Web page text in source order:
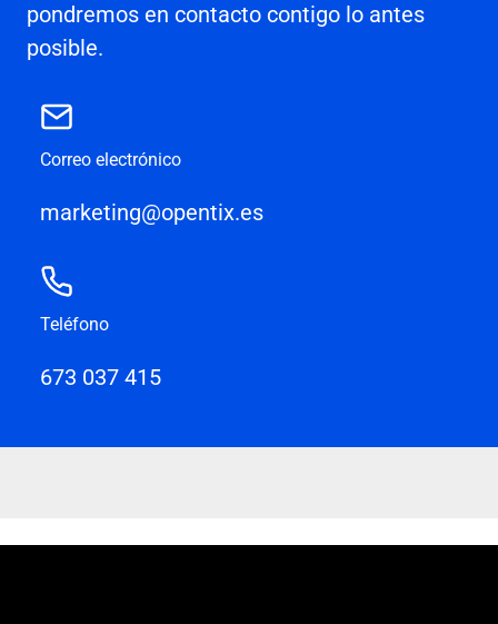
pondremos en contacto contigo lo antes
posible.
Correo electrónico
marketing@opentix.es
Teléfono
673 037 415